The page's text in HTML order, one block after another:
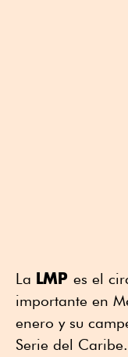
La LMP es el
importante en
enero y su
Serie del Caribe.